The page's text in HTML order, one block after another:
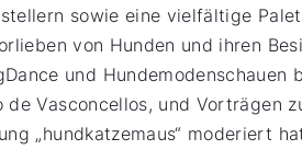
sowie eine vielfältige
von Hunden und ihren
und Hundemodenschauen
Vasconcellos, und Vorträgen
„hundkatzemaus“ moderiert